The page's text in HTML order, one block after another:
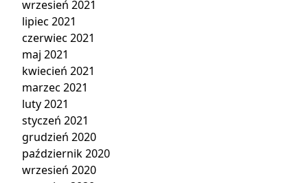
wrzesień 2021
lipiec 2021
czerwiec 2021
maj 2021
kwiecień 2021
marzec 2021
luty 2021
styczeń 2021
grudzień 2020
październik 2020
wrzesień 2020